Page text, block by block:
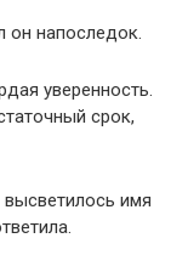
напоследок.
уверенность.
срок,
имя